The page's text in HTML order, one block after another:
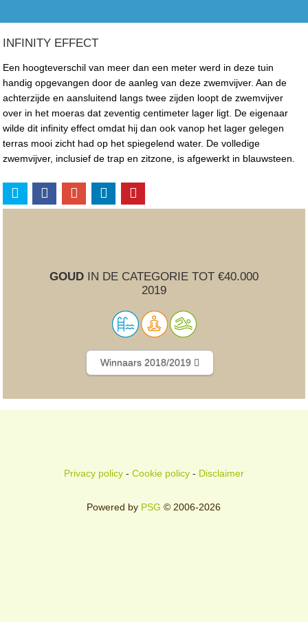
INFINITY EFFECT
Een hoogteverschil van meer dan een meter werd in deze tuin
handig opgevangen door de aanleg van deze zwemvijver. Aan de
achterzijde en aansluitend langs twee zijden loopt de zwemvijver
over in het moeras dat zeventig centimeter lager ligt. De eigenaar
wilde dit infinity effect omdat hij dan ook vanop het lager gelegen
terras mooi zicht had op het spiegelend water. De volledige
zwemvijver, inclusief de trap en zitzone, is afgewerkt in blauwsteen.
GOUDIN DE CATEGORIE TOT €40.000
2019
Winnaars 2018/2019
Privacy policy- Cookie policy- Disclaimer
Powered by PSG © 2006-2026